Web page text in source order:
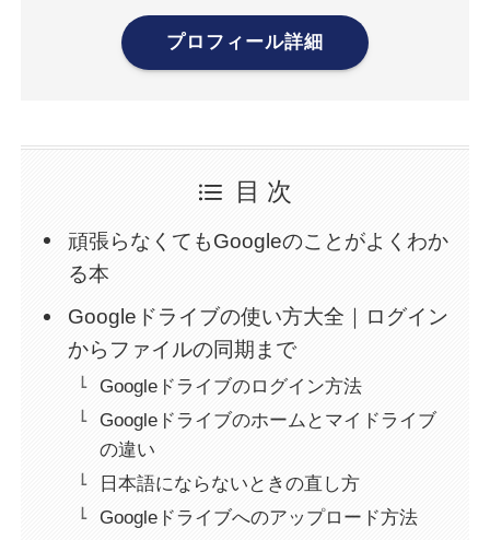
プロフィール詳細
目 次
頑張らなくてもGoogleのことがよくわか
る本
Googleドライブの使い方大全｜ログイン
からファイルの同期まで
Googleドライブのログイン方法
Googleドライブのホームとマイドライブ
の違い
日本語にならないときの直し方
Googleドライブへのアップロード方法